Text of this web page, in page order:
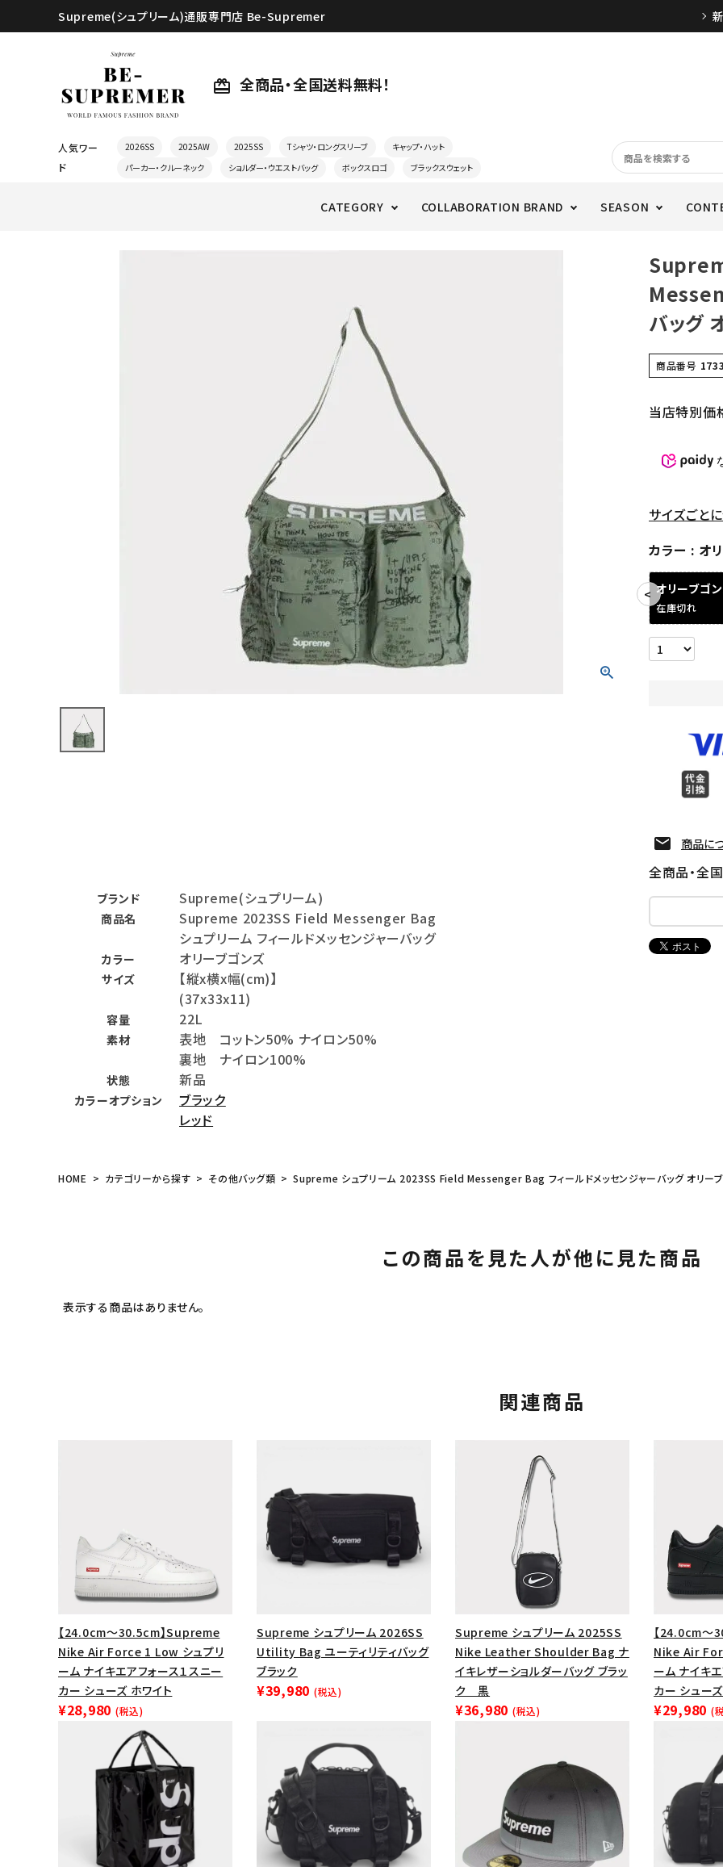
Supreme(シュプリーム)通販専門店 Be-Supremer
card_giftcard 全商品・全国送料無料！
人気ワー
ド
2026SS 2025AW 2025SS Tシャツ・ロングスリーブ
キャップ・ハット
パーカー・クルーネック
ショルダー・ウエストバッグ ボックスロゴ ブラックスウェット
CATEGORY COLLABORATION BRAND SEASON
search
カテゴリーから探す コラボレーション
シーズンから探す 価格から探す
円
人気ワード
2026SS 2025AW
Tシャツ・ロングスリーブ
パーカー・クルーネック
ニット帽・ビーニー
バックパック・リュック
COLLABORATION BRAND
ACCOUNT MENU
person 会員登録
ブランド Supreme(シュプリーム)
商品名
Supreme 2023SS Field Messenger Bag
シュプリーム フィールドメッセンジャーバッグ
カラー オリーブゴンズ
サイズ
【縦x横x幅(cm)】
(37x33x11)
容量 22L
素材
表地 コットン50% ナイロン50%
裏地 ナイロン100%
状態 新品
カラーオプション
ブラック
レッド
バッグ
商品番号
当店特別価
サイズごと
カラー
オ
オリーブゴ
在庫切れ
商品に
全商品・全
HOME カテゴリーから探す その他バッグ類 Supreme シュプリーム 2023SS Field Messenger Bag フィールドメッセンジャーバッグ オリー
この商品を見た人が他に見た商品
表示する商品はありません。
関連商品
【24.0cm～30.5cm】Supreme
Nike Air Force 1 Low シュプリ
ーム ナイキエアフォース１スニー
カー シューズ ホワイト
¥28,980 (税込)
Supreme シュプリーム 2026SS
Utility Bag ユーティリティバッグ
ブラック
¥39,980 (税込)
Supreme シュプリーム 2025SS
Nike Leather Shoulder Bag ナ
イキレザーショルダーバッグ ブラッ
ク 黒
¥36,980 (税込)
【24.0cm～
Nike Air
ーム ナイキ
カー シュー
¥29,980 (